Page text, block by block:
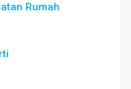
Rumah